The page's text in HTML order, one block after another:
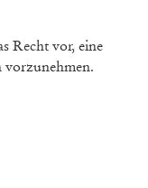
Recht vor, eine
vorzunehmen.